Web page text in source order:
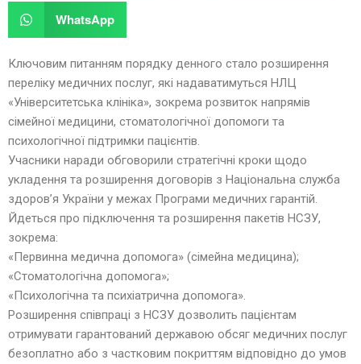
WhatsApp
Ключовим питанням порядку денного стало розширення
переліку медичних послуг, які надаватимуться НЛЦ
«Університетська клініка», зокрема розвиток напрямів
сімейної медицини, стоматологічної допомоги та
психологічної підтримки пацієнтів.
Учасники наради обговорили стратегічні кроки щодо
укладення та розширення договорів з Національна служба
здоров’я України у межах Програми медичних гарантій.
Йдеться про підключення та розширення пакетів НСЗУ,
зокрема:
«Первинна медична допомога» (сімейна медицина);
«Стоматологічна допомога»;
«Психологічна та психіатрична допомога».
Розширення співпраці з НСЗУ дозволить пацієнтам
отримувати гарантований державою обсяг медичних послуг
безоплатно або з частковим покриттям відповідно до умов